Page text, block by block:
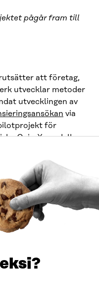
pågår fram till
att företag,
utvecklar metoder
utvecklingen av
via
för
Gaia-X-modellen.
ut hur olika
nytt värde och ny
väljer vi tre
Till exempel i
man tillsammans
och
pågår till september